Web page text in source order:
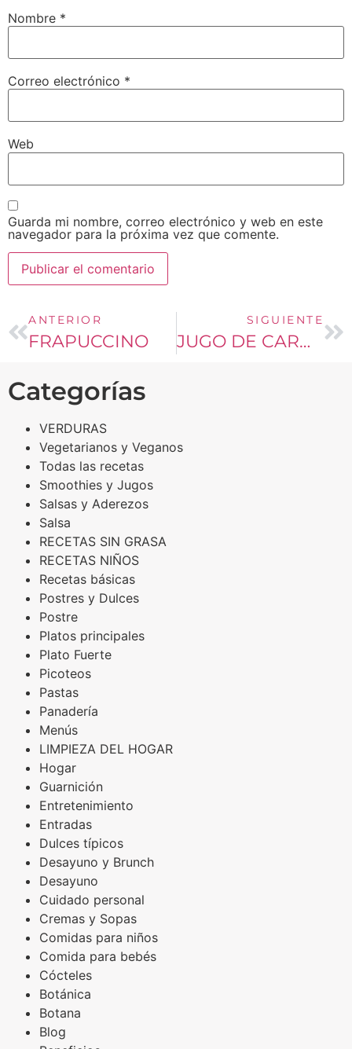
Nombre *
Correo electrónico *
Web
Guarda mi nombre, correo electrónico y web en este
navegador para la próxima vez que comente.
ANTERIOR
FRAPUCCINO
SIGUIENTE
JUGO DE CARNE AL CHIPOTLE
Categorías
VERDURAS
Vegetarianos y Veganos
Todas las recetas
Smoothies y Jugos
Salsas y Aderezos
Salsa
RECETAS SIN GRASA
RECETAS NIÑOS
Recetas básicas
Postres y Dulces
Postre
Platos principales
Plato Fuerte
Picoteos
Pastas
Panadería
Menús
LIMPIEZA DEL HOGAR
Hogar
Guarnición
Entretenimiento
Entradas
Dulces típicos
Desayuno y Brunch
Desayuno
Cuidado personal
Cremas y Sopas
Comidas para niños
Comida para bebés
Cócteles
Botánica
Botana
Blog